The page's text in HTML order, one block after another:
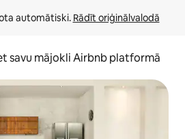
automātiski. Rādīt oriģinālvalodā
savu mājokli Airbnb platformā